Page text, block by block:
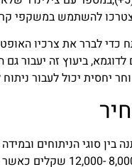
להשתמש במשקפי
כדי לברר את צרכיו
ביעוץ זה יעבור
בין סוגי הניתוחים